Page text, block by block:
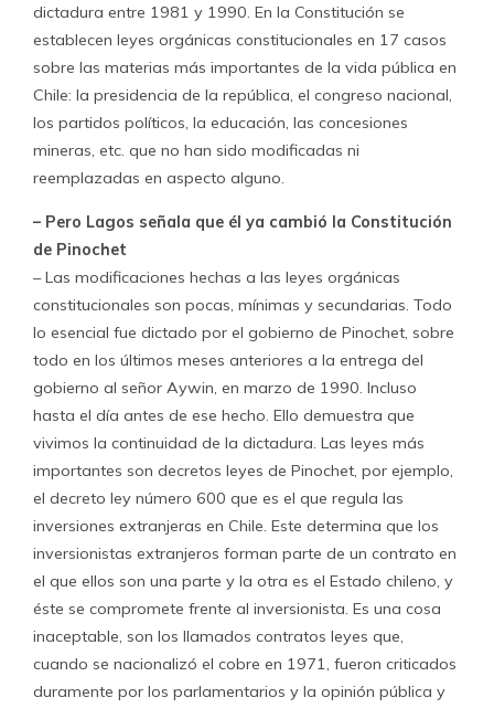
dictadura entre 1981 y 1990. En la Constitución se
establecen leyes orgánicas constitucionales en 17 casos
sobre las materias más importantes de la vida pública en
Chile: la presidencia de la república, el congreso nacional,
los partidos políticos, la educación, las concesiones
mineras, etc. que no han sido modificadas ni
reemplazadas en aspecto alguno.
– Pero Lagos señala que él ya cambió la Constitución
de Pinochet
– Las modificaciones hechas a las leyes orgánicas
constitucionales son pocas, mínimas y secundarias. Todo
lo esencial fue dictado por el gobierno de Pinochet, sobre
todo en los últimos meses anteriores a la entrega del
gobierno al señor Aywin, en marzo de 1990. Incluso
hasta el día antes de ese hecho. Ello demuestra que
vivimos la continuidad de la dictadura. Las leyes más
importantes son decretos leyes de Pinochet, por ejemplo,
el decreto ley número 600 que es el que regula las
inversiones extranjeras en Chile. Este determina que los
inversionistas extranjeros forman parte de un contrato en
el que ellos son una parte y la otra es el Estado chileno, y
éste se compromete frente al inversionista. Es una cosa
inaceptable, son los llamados contratos leyes que,
cuando se nacionalizó el cobre en 1971, fueron criticados
duramente por los parlamentarios y la opinión pública y